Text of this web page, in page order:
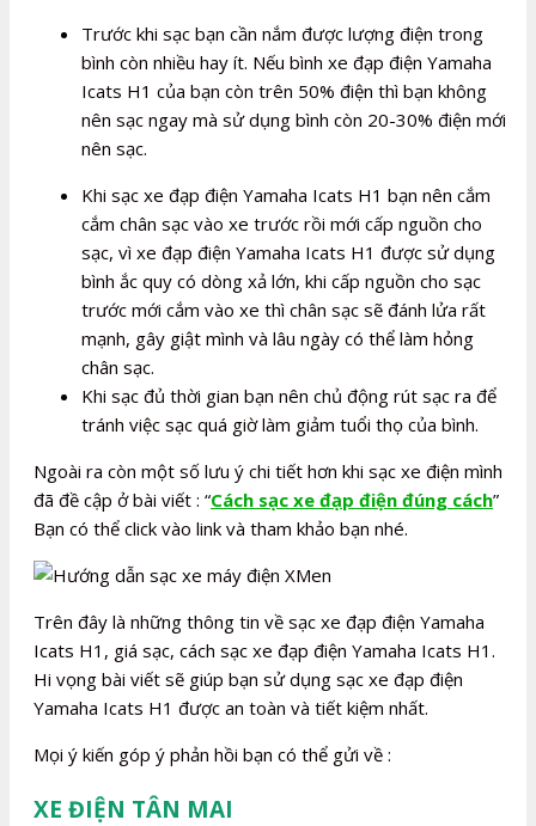
Trước khi sạc bạn cần nắm được lượng điện trong
bình còn nhiều hay ít. Nếu bình xe đạp điện Yamaha
Icats H1 của bạn còn trên 50% điện thì bạn không
nên sạc ngay mà sử dụng bình còn 20-30% điện mới
nên sạc.
Khi sạc xe đạp điện Yamaha Icats H1 bạn nên cắm
cắm chân sạc vào xe trước rồi mới cấp nguồn cho
sạc, vì xe đạp điện Yamaha Icats H1 được sử dụng
bình ắc quy có dòng xả lớn, khi cấp nguồn cho sạc
trước mới cắm vào xe thì chân sạc sẽ đánh lửa rất
mạnh, gây giật mình và lâu ngày có thể làm hỏng
chân sạc.
Khi sạc đủ thời gian bạn nên chủ động rút sạc ra để
tránh việc sạc quá giờ làm giảm tuổi thọ của bình.
Ngoài ra còn một số lưu ý chi tiết hơn khi sạc xe điện mình
đã đề cập ở bài viết : “Cách sạc xe đạp điện đúng cách”
Bạn có thể click vào link và tham khảo bạn nhé.
Trên đây là những thông tin về sạc xe đạp điện Yamaha
Icats H1, giá sạc, cách sạc xe đạp điện Yamaha Icats H1.
Hi vọng bài viết sẽ giúp bạn sử dụng sạc xe đạp điện
Yamaha Icats H1 được an toàn và tiết kiệm nhất.
Mọi ý kiến góp ý phản hồi bạn có thể gửi về :
XE ĐIỆN TÂN MAI